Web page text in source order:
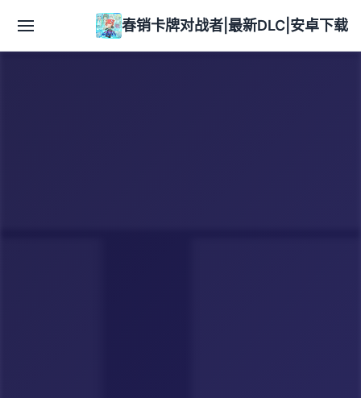
春销卡牌对战者|最新DLC|安卓下载